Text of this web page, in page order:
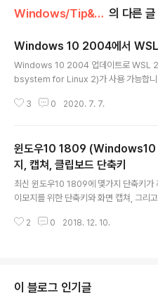
Windows/Tip&Tech 의 다른 글
Windows 10 2004에서 WSL
Windows 10 2004 업데이트로 WSL
bsystem for Linux 2)가 사용 가능합니
다. 또한 리눅스 GUI 프로그램도 구동이
저 Windows 10의 버전이 2004 이상인
합니다. 아래 명령어를 커맨드 라인에 입력
인할 수 있습니다. winver Version
로 표시되면 WSL 2 설치가 가능합니다.
기 전에 Windows Terminal을 설치해두
니다. Windows Te..
3 0 2020. 7. 7.
윈도우10 1809
지, 캡쳐, 클립보드 단축키
최신 윈도우10 1809에 몇가지 단축키가
이모지를 위한 단축키와 화면 캡쳐, 그리
보드 히스토리 단축키들을 살펴보겠습니다
와 같이 이모지를 선택할 수 있는 창이 화
이제 이모지를 활용해서 다양한 표현이 가
2 0 2018. 12. 10.
이 블로그 인기글